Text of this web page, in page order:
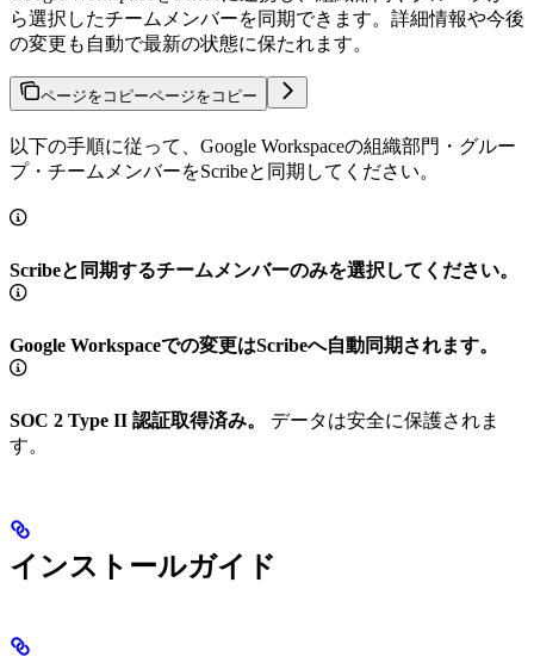
ら選択したチームメンバーを同期できます。詳細情報や今後
の変更も自動で最新の状態に保たれます。
ページをコピーページをコピー
以下の手順に従って、Google Workspaceの組織部門・グルー
プ・チームメンバーをScribeと同期してください。
Scribeと同期するチームメンバーのみを選択してください。
Google Workspaceでの変更はScribeへ自動同期されます。
SOC 2 Type II 認証取得済み。
データは安全に保護されま
す。
インストールガイド